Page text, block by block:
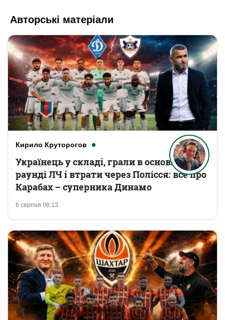
Авторські матеріали
Кирило Круторогов
6 серпня 08:13
Українець у складі, грали в основному
раунді ЛЧ і втрати через Полісся: все про
Карабах – суперника Динамо